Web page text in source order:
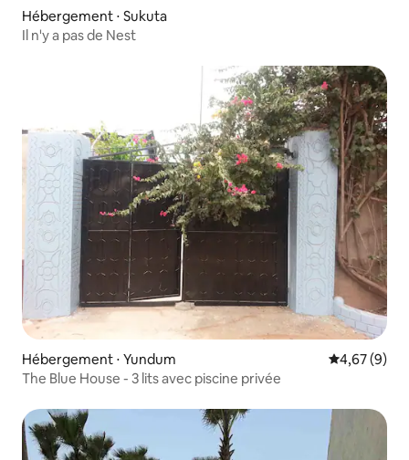
Hébergement ⋅ Sukuta
Il n'y a pas de Nest
Hébergement ⋅ Yundum Évaluation
4,67 (9)
The Blue House - 3 lits avec piscine privée